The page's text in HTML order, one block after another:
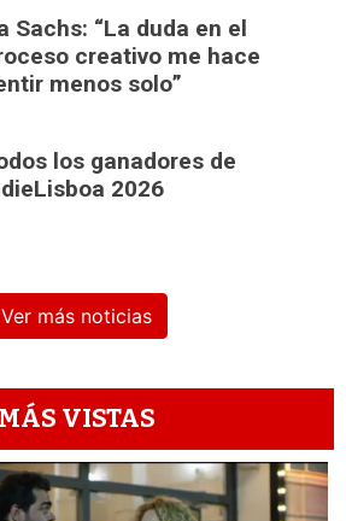
Sachs: “La duda en el
creativo me hace
menos solo”
los ganadores de
2026
Ver más noticias
MÁS VISTAS
1